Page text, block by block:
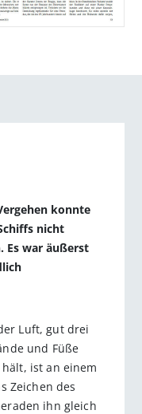
konnte
nicht
Es war äußerst
Luft, gut drei
und Füße
ist an einem
Zeichen des
ihn gleich